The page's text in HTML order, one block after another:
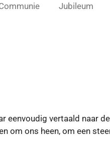
Jubileum
eenvoudig vertaald naar
om ons heen, om een